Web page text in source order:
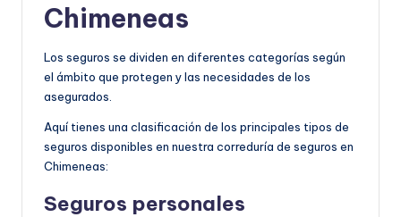
Chimeneas
Los seguros se dividen en diferentes categorías según
el ámbito que protegen y las necesidades de los
asegurados.
Aquí tienes una clasificación de los principales tipos de
seguros disponibles en nuestra correduría de seguros en
Chimeneas:
Seguros personales